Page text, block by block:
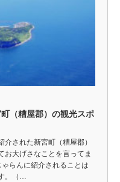
（糟屋郡）の観光スポ
された新宮町（糟屋郡）
お大げさなことを言ってま
らんに紹介されることは
。（…